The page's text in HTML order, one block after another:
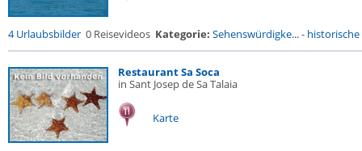
4 Urlaubsbilder 0 Reisevideos Kategorie: Sehenswürdigke...- historische
Restaurant Sa Soca
in Sant Josep de Sa Talaia
Karte